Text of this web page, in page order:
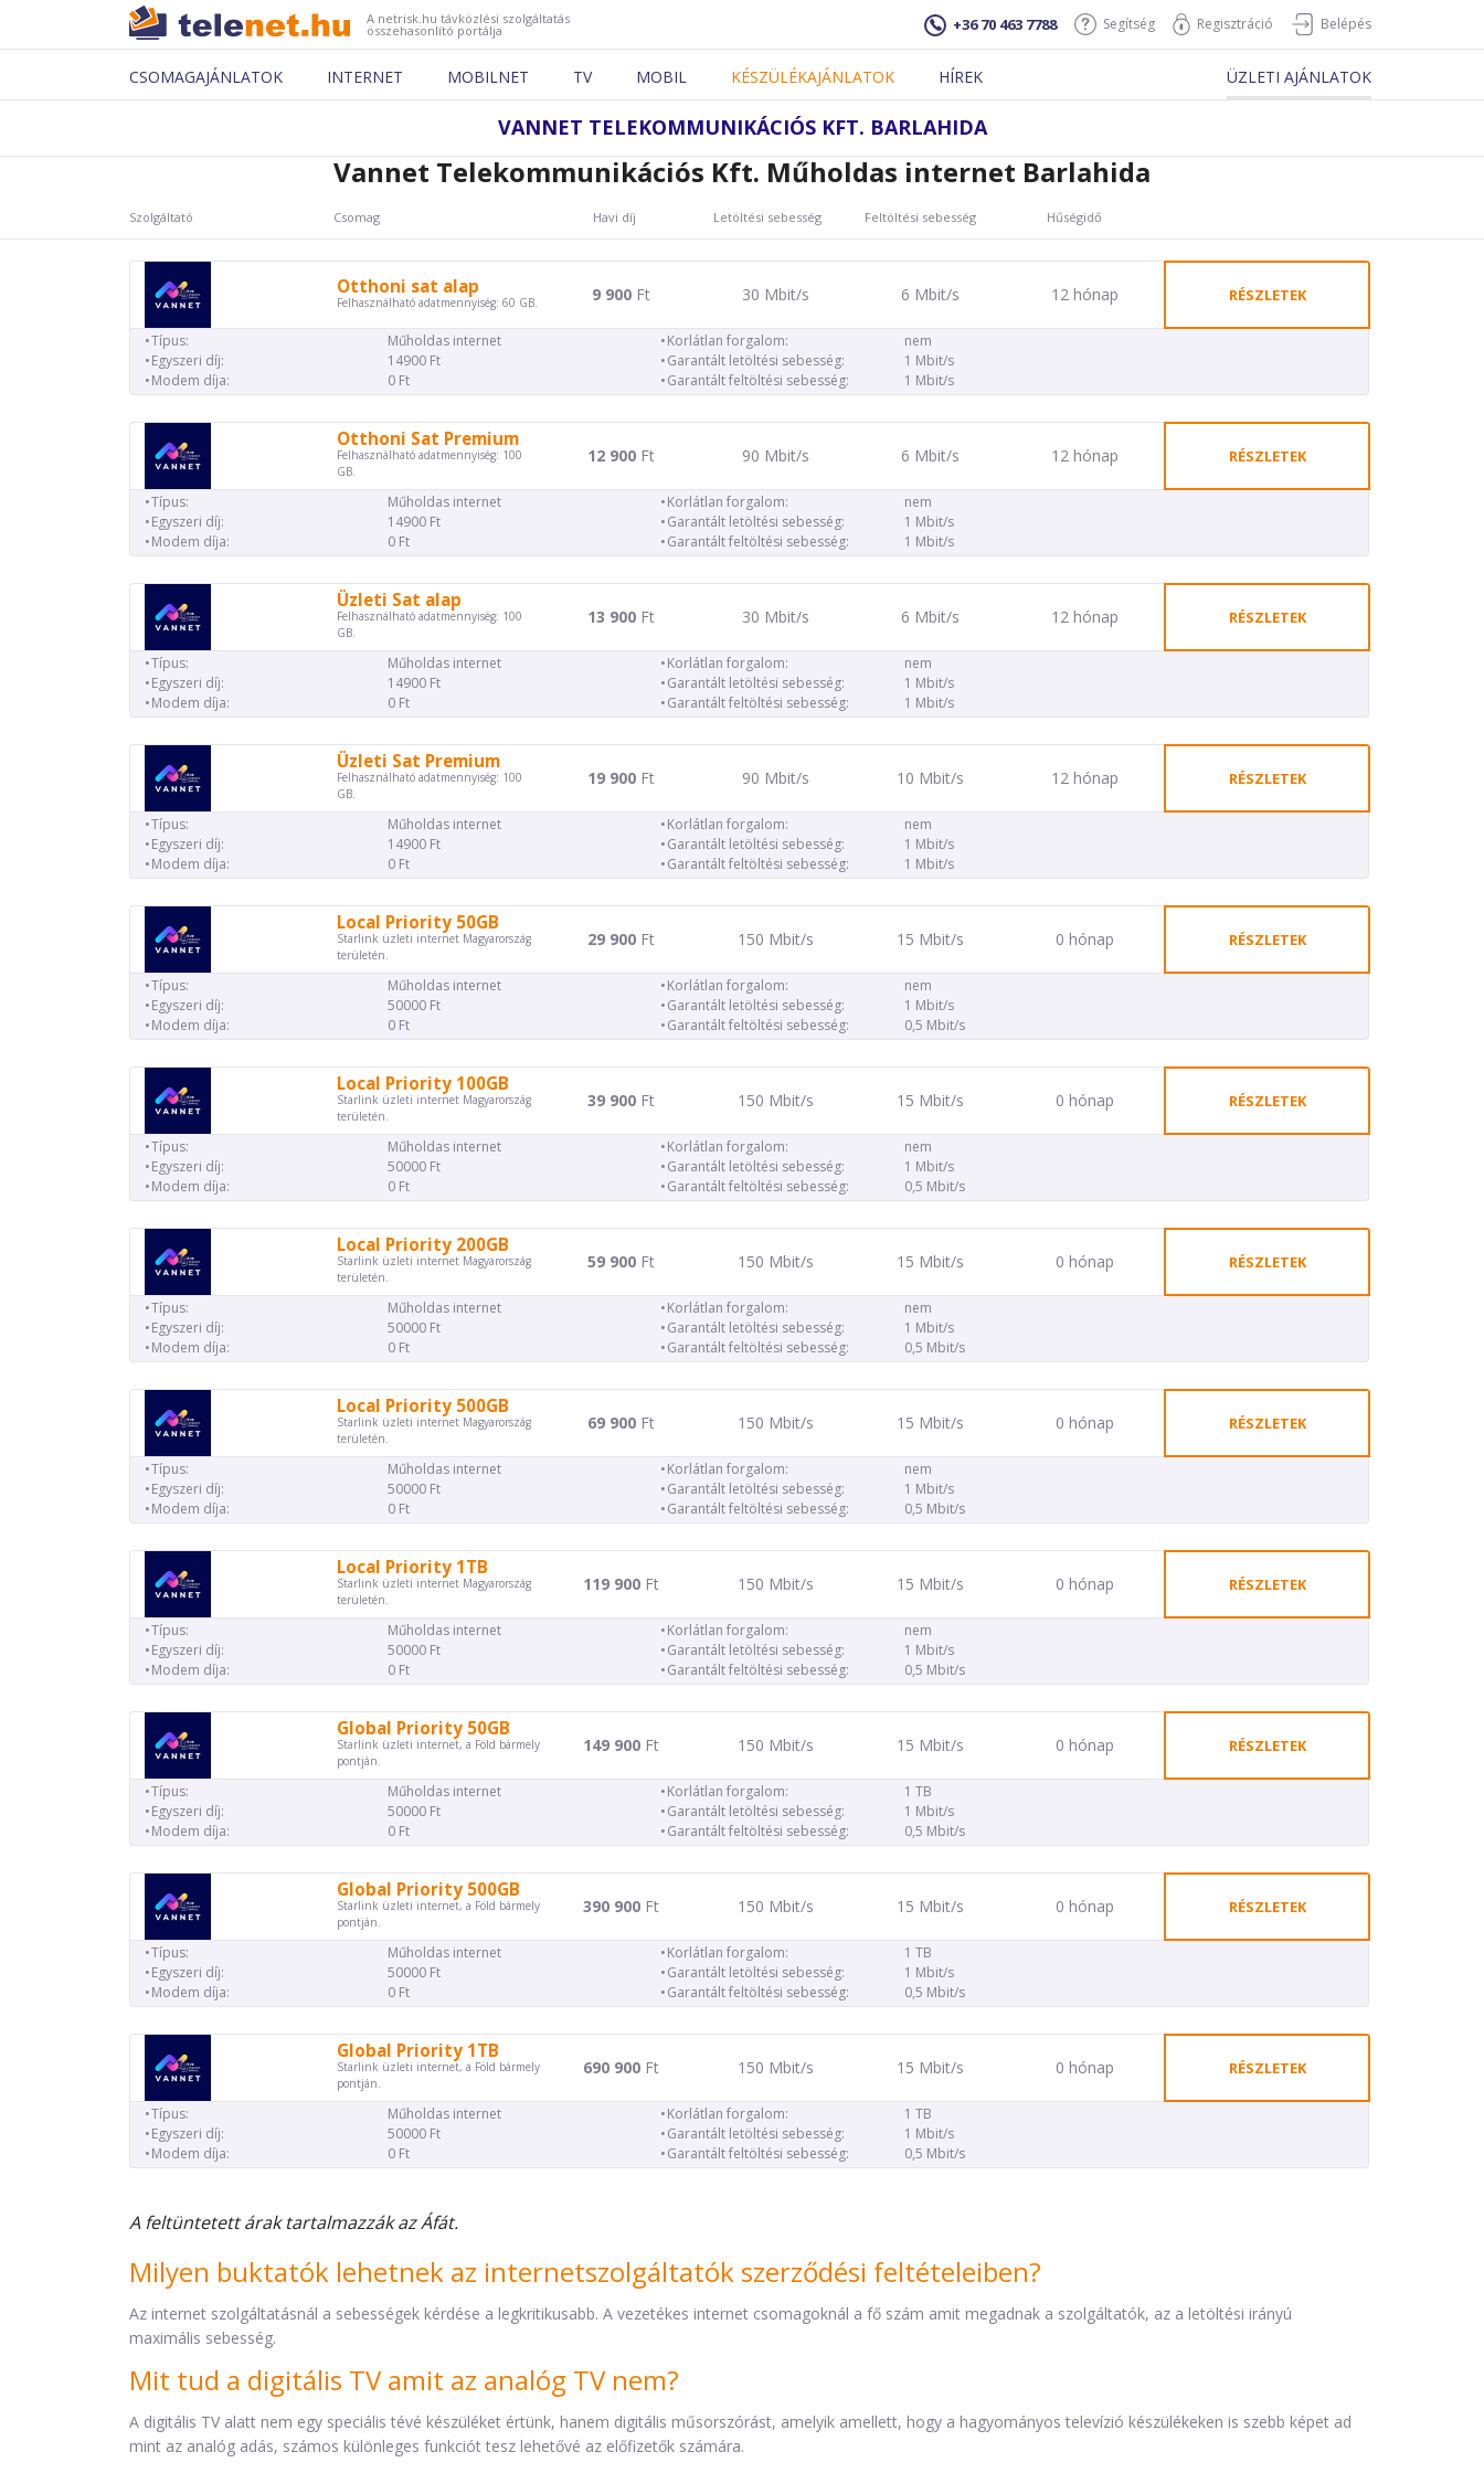
A netrisk.hu távközlési szolgáltatás
összehasonlító portálja +36 70 463 7788 Segítség Regisztráció Belépés
CSOMAGAJÁNLATOK INTERNET MOBILNET TV MOBIL KÉSZÜLÉKAJÁNLATOK HÍREK ÜZLETI AJÁNLATOK
VANNET TELEKOMMUNIKÁCIÓS KFT. BARLAHIDA
Vannet Telekommunikációs Kft. Műholdas internet Barlahida
Szolgáltató Csomag Havi díj Letöltési sebesség Feltöltési sebesség Hűségidő
Otthoni sat alap
Felhasználható adatmennyiség: 60 GB. 9 900Ft 30 Mbit/s 6 Mbit/s 12 hónap RÉSZLETEK
Típus:
Műholdas internet
Egyszeri díj:
14900 Ft
Modem díja:
0 Ft
Korlátlan forgalom:
nem
Garantált letöltési sebesség:
1 Mbit/s
Garantált feltöltési sebesség:
1 Mbit/s
Otthoni Sat Premium
Felhasználható adatmennyiség: 100
GB.
12 900Ft 90 Mbit/s 6 Mbit/s 12 hónap RÉSZLETEK
Típus:
Műholdas internet
Egyszeri díj:
14900 Ft
Modem díja:
0 Ft
Korlátlan forgalom:
nem
Garantált letöltési sebesség:
1 Mbit/s
Garantált feltöltési sebesség:
1 Mbit/s
Üzleti Sat alap
Felhasználható adatmennyiség: 100
GB.
13 900Ft 30 Mbit/s 6 Mbit/s 12 hónap RÉSZLETEK
Típus:
Műholdas internet
Egyszeri díj:
14900 Ft
Modem díja:
0 Ft
Korlátlan forgalom:
nem
Garantált letöltési sebesség:
1 Mbit/s
Garantált feltöltési sebesség:
1 Mbit/s
Üzleti Sat Premium
Felhasználható adatmennyiség: 100
GB.
19 900Ft 90 Mbit/s 10 Mbit/s 12 hónap RÉSZLETEK
Típus:
Műholdas internet
Egyszeri díj:
14900 Ft
Modem díja:
0 Ft
Korlátlan forgalom:
nem
Garantált letöltési sebesség:
1 Mbit/s
Garantált feltöltési sebesség:
1 Mbit/s
Local Priority 50GB
Starlink üzleti internet Magyarország
területén.
29 900Ft 150 Mbit/s 15 Mbit/s 0 hónap RÉSZLETEK
Típus:
Műholdas internet
Egyszeri díj:
50000 Ft
Modem díja:
0 Ft
Korlátlan forgalom:
nem
Garantált letöltési sebesség:
1 Mbit/s
Garantált feltöltési sebesség:
0,5 Mbit/s
Local Priority 100GB
Starlink üzleti internet Magyarország
területén.
39 900Ft 150 Mbit/s 15 Mbit/s 0 hónap RÉSZLETEK
Típus:
Műholdas internet
Egyszeri díj:
50000 Ft
Modem díja:
0 Ft
Korlátlan forgalom:
nem
Garantált letöltési sebesség:
1 Mbit/s
Garantált feltöltési sebesség:
0,5 Mbit/s
Local Priority 200GB
Starlink üzleti internet Magyarország
területén.
59 900Ft 150 Mbit/s 15 Mbit/s 0 hónap RÉSZLETEK
Típus:
Műholdas internet
Egyszeri díj:
50000 Ft
Modem díja:
0 Ft
Korlátlan forgalom:
nem
Garantált letöltési sebesség:
1 Mbit/s
Garantált feltöltési sebesség:
0,5 Mbit/s
Local Priority 500GB
Starlink üzleti internet Magyarország
területén.
69 900Ft 150 Mbit/s 15 Mbit/s 0 hónap RÉSZLETEK
Típus:
Műholdas internet
Egyszeri díj:
50000 Ft
Modem díja:
0 Ft
Korlátlan forgalom:
nem
Garantált letöltési sebesség:
1 Mbit/s
Garantált feltöltési sebesség:
0,5 Mbit/s
Local Priority 1TB
Starlink üzleti internet Magyarország
területén.
119 900Ft 150 Mbit/s 15 Mbit/s 0 hónap RÉSZLETEK
Típus:
Műholdas internet
Egyszeri díj:
50000 Ft
Modem díja:
0 Ft
Korlátlan forgalom:
nem
Garantált letöltési sebesség:
1 Mbit/s
Garantált feltöltési sebesség:
0,5 Mbit/s
Global Priority 50GB
Starlink üzleti internet, a Föld bármely
pontján.
149 900Ft 150 Mbit/s 15 Mbit/s 0 hónap RÉSZLETEK
Típus:
Műholdas internet
Egyszeri díj:
50000 Ft
Modem díja:
0 Ft
Korlátlan forgalom:
1 TB
Garantált letöltési sebesség:
1 Mbit/s
Garantált feltöltési sebesség:
0,5 Mbit/s
Global Priority 500GB
Starlink üzleti internet, a Föld bármely
pontján.
390 900Ft 150 Mbit/s 15 Mbit/s 0 hónap RÉSZLETEK
Típus:
Műholdas internet
Egyszeri díj:
50000 Ft
Modem díja:
0 Ft
Korlátlan forgalom:
1 TB
Garantált letöltési sebesség:
1 Mbit/s
Garantált feltöltési sebesség:
0,5 Mbit/s
Global Priority 1TB
Starlink üzleti internet, a Föld bármely
pontján.
690 900Ft 150 Mbit/s 15 Mbit/s 0 hónap RÉSZLETEK
Típus:
Műholdas internet
Egyszeri díj:
50000 Ft
Modem díja:
0 Ft
Korlátlan forgalom:
1 TB
Garantált letöltési sebesség:
1 Mbit/s
Garantált feltöltési sebesség:
0,5 Mbit/s
A feltüntetett árak tartalmazzák az Áfát.
Milyen buktatók lehetnek az internetszolgáltatók szerződési feltételeiben?
Az internet szolgáltatásnál a sebességek kérdése a legkritikusabb. A vezetékes internet csomagoknál a fő szám amit megadnak a szolgáltatók, az a letöltési irányú
maximális sebesség.
Mit tud a digitális TV amit az analóg TV nem?
A digitális TV alatt nem egy speciális tévé készüléket értünk, hanem digitális műsorszórást, amelyik amellett, hogy a hagyományos televízió készülékeken is szebb képet ad
mint az analóg adás, számos különleges funkciót tesz lehetővé az előfizetők számára.